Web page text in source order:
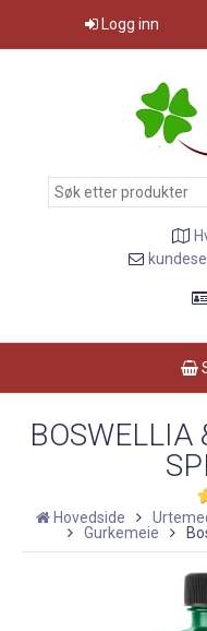
Logg inn
BOSWELLIA
Hovedside
Gurkemeie